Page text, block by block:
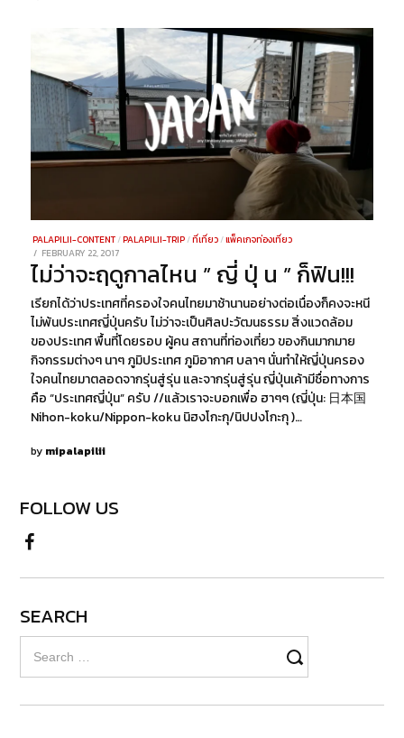
PALAPILII-CONTENT /PALAPILII-TRIP /ที่เที่ยว /แพ็คเกจท่องเที่ยว
POSTED
ON
FEBRUARY 22, 2017
2021
ไม่ว่าจะฤดูกาลไหน ” ญี่ ปุ่ น ” ก็ฟิน!!!
เรียกได้ว่าประเทศที่ครองใจคนไทยมาช้านานอย่างต่อเนื่องก็คงจะหนี
ไม่พ้นประเทศญี่ปุ่นครับ ไม่ว่าจะเป็นศิลปะวัฒนธรรม สิ่งแวดล้อม
ของประเทศ พื้นที่โดยรอบ ผู้คน สถานที่ท่องเที่ยว ของกินมากมาย
กิจกรรมต่างๆ นาๆ ภูมิประเทศ ภูมิอากาศ บลาๆ นั่นทำให้ญี่ปุ่นครอง
ใจคนไทยมาตลอดจากรุ่นสู่รุ่น และจากรุ่นสู่รุ่น ญี่ปุ่นเค้ามีชื่อทางการ
คือ “ประเทศญี่ปุ่น” ครับ //แล้วเราจะบอกเพื่อ ฮาๆๆ (ญี่ปุ่น: 日本国
Nihon-koku/Nippon-koku นิฮงโกะกุ/นิปปงโกะกุ )…
by mipalapilii
FOLLOW US
SEARCH
for: